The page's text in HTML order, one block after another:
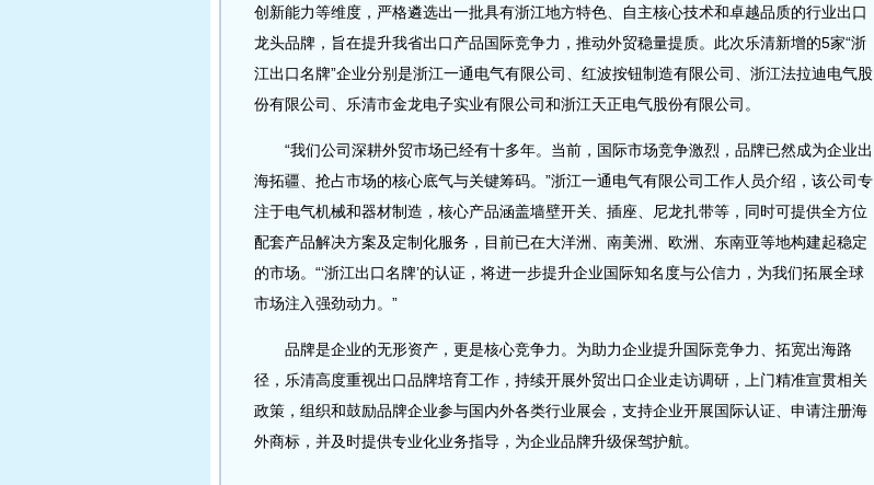
创新能力等维度，严格遴选出一批具有浙江地方特色、自主核心技术和卓越品质的行业出口
龙头品牌，旨在提升我省出口产品国际竞争力，推动外贸稳量提质。此次乐清新增的5家“浙
江出口名牌”企业分别是浙江一通电气有限公司、红波按钮制造有限公司、浙江法拉迪电气股
份有限公司、乐清市金龙电子实业有限公司和浙江天正电气股份有限公司。
“我们公司深耕外贸市场已经有十多年。当前，国际市场竞争激烈，品牌已然成为企业出
海拓疆、抢占市场的核心底气与关键筹码。”浙江一通电气有限公司工作人员介绍，该公司专
注于电气机械和器材制造，核心产品涵盖墙壁开关、插座、尼龙扎带等，同时可提供全方位
配套产品解决方案及定制化服务，目前已在大洋洲、南美洲、欧洲、东南亚等地构建起稳定
的市场。“‘浙江出口名牌’的认证，将进一步提升企业国际知名度与公信力，为我们拓展全球
市场注入强劲动力。”
品牌是企业的无形资产，更是核心竞争力。为助力企业提升国际竞争力、拓宽出海路
径，乐清高度重视出口品牌培育工作，持续开展外贸出口企业走访调研，上门精准宣贯相关
政策，组织和鼓励品牌企业参与国内外各类行业展会，支持企业开展国际认证、申请注册海
外商标，并及时提供专业化业务指导，为企业品牌升级保驾护航。